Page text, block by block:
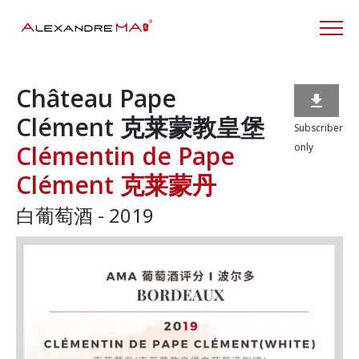
Château Pape
Clément 克莱蒙教皇堡
Clémentin de Pape
Clément 克莱蒙丹
白葡萄酒 - 2019

Subscriber
only